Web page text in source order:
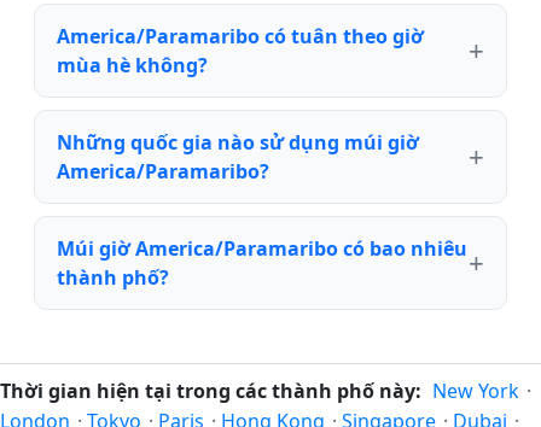
America/Paramaribo có tuân theo giờ
mùa hè không?
Những quốc gia nào sử dụng múi giờ
America/Paramaribo?
Múi giờ America/Paramaribo có bao nhiêu
thành phố?
Thời gian hiện tại trong các thành phố này: New York ·
London · Tokyo · Paris · Hong Kong · Singapore · Dubai ·